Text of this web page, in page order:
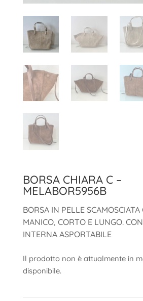
BORSA CHIARA C –
MELABOR5956B
BORSA IN PELLE
MANICO, CORTO E LUNGO.
INTERNA ASPORTABILE
Il prodotto non è attualmente in
disponibile.